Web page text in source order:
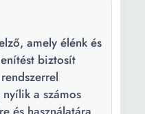
épített
Európa
amely élénk és
biztosít
a számos